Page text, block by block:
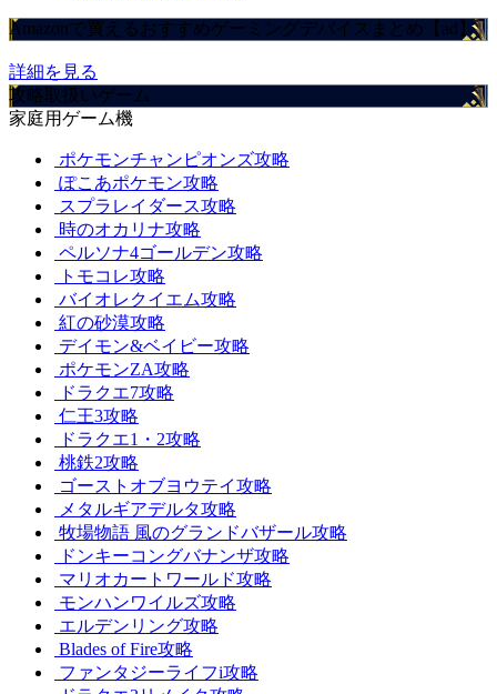
Amazonで買えるおすすめゲーミングデバイスまとめ【ad】
詳細を見る
攻略取扱いゲーム
家庭用ゲーム機
ポケモンチャンピオンズ攻略
ぽこあポケモン攻略
スプラレイダース攻略
時のオカリナ攻略
ペルソナ4ゴールデン攻略
トモコレ攻略
バイオレクイエム攻略
紅の砂漠攻略
デイモン&ベイビー攻略
ポケモンZA攻略
ドラクエ7攻略
仁王3攻略
ドラクエ1・2攻略
桃鉄2攻略
ゴーストオブヨウテイ攻略
メタルギアデルタ攻略
牧場物語 風のグランドバザール攻略
ドンキーコングバナンザ攻略
マリオカートワールド攻略
モンハンワイルズ攻略
エルデンリング攻略
Blades of Fire攻略
ファンタジーライフi攻略